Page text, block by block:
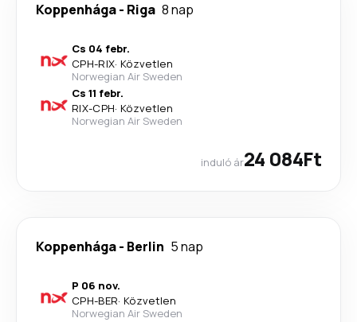
Koppenhága- Riga 8 nap
Cs 04 febr.
CPH-RIX· Közvetlen
Norwegian Air Sweden
Cs 11 febr.
RIX-CPH· Közvetlen
Norwegian Air Sweden
induló ár24 084Ft
Koppenhága- Berlin 5 nap
P 06 nov.
CPH-BER· Közvetlen
Norwegian Air Sweden